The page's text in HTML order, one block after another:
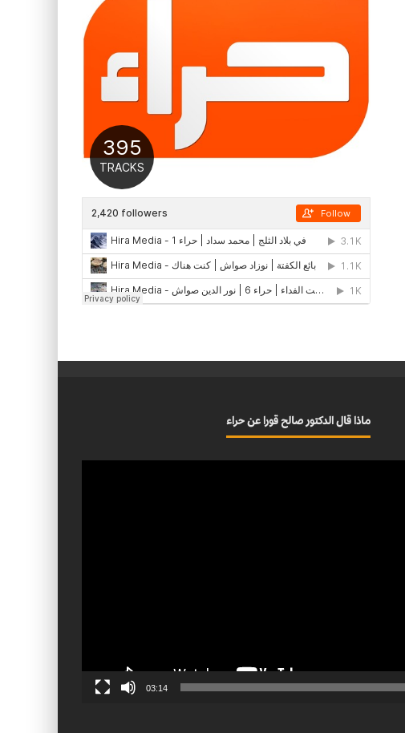
ماذا قال الدكتور صالح قورا عن حراء
03:14